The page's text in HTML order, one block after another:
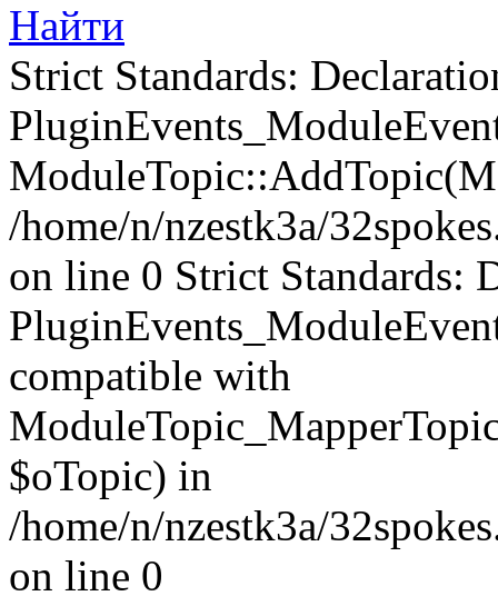
Найти
Strict Standards:
/home/n/nzestk3a/
on line 0 Strict Standards:
compatible with
$oTopic) in
/home/n/nzestk3a/
on line 0